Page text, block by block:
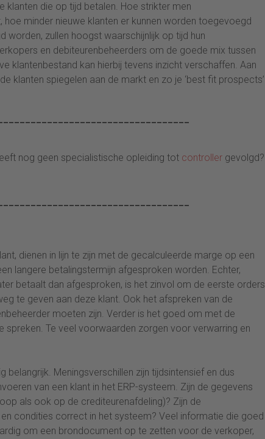
klanten die op tijd betalen. Hoe strikter men
minder nieuwe klanten er kunnen worden toegevoegd
worden, zullen hoogst waarschijnlijk op tijd hun
en debiteurenbeheerders om de goede mix tussen
klantenbestand kan hierbij tevens inzicht verschaffen. Aan
klanten spiegelen aan de markt en zo je ‘best fit prospects’
nog geen specialistische opleiding tot controller gevolgd?
dienen in lijn te zijn met de gecalculeerde marge op een
langere betalingstermijn afgesproken worden. Echter,
betaalt dan afgesproken, is het zinvol om de eerste orders
te geven aan deze klant. Ook het afspreken van de
moeten zijn. Verder is het goed om met de
Te veel voorwaarden zorgen voor verwarring en
Meningsverschillen zijn tijdsintensief en dus
van een klant in het ERP-systeem. Zijn de gegevens
als ook op de crediteurenafdeling)? Zijn de
condities correct in het systeem? Veel informatie die goed
om een brondocument op te zetten voor de verkoper,